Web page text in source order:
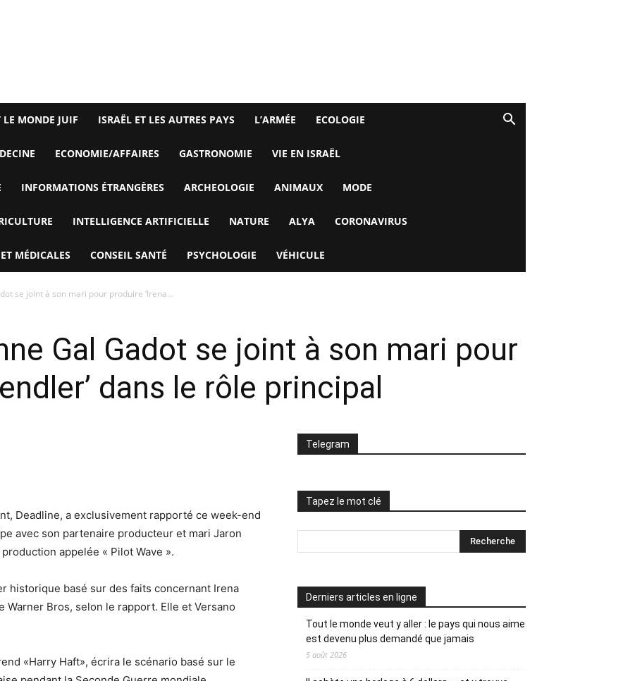
LE MONDE JUIF ISRAËL ET LES AUTRES PAYS L’ARMÉE ECOLOGIE
ECONOMIE/AFFAIRES GASTRONOMIE VIE EN ISRAËL
INFORMATIONS ÉTRANGÈRES ARCHEOLOGIE ANIMAUX MODE
INTELLIGENCE ARTIFICIELLE NATURE ALYA CORONAVIRUS
MÉDICALES CONSEIL SANTÉ PSYCHOLOGIE VÉHICULE
se joint à son mari pour produire ‘Irena...
Gal Gadot se joint à son mari pour
dans le rôle principal
Deadline, a exclusivement rapporté ce week-end
avec son partenaire producteur et mari Jaron
appelée « Pilot Wave ».
historique basé sur des faits concernant Irena
Warner Bros, selon le rapport. Elle et Versano
«Harry Haft», écrira le scénario basé sur le
Telegram
Tapez le mot clé
Derniers articles en ligne
Tout le monde veut y aller : le pays qui nous aime
est devenu plus demandé que jamais
5 août 2026